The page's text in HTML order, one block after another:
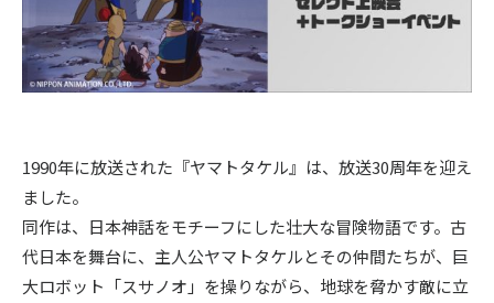
1990年に放送された『ヤマトタケル』は、放送30周年を迎え
ました。
同作は、日本神話をモチーフにした壮大な冒険物語です。古
代日本を舞台に、主人公ヤマトタケルとその仲間たちが、巨
大ロボット「スサノオ」を操りながら、地球を脅かす敵に立